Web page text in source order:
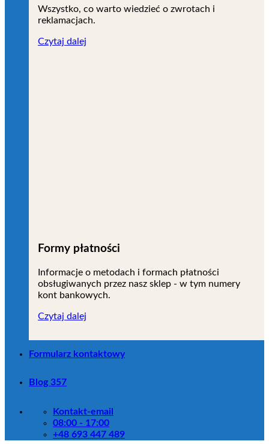
Wszystko, co warto wiedzieć o zwrotach i
reklamacjach.
Czytaj dalej
Formy płatności
Informacje o metodach i formach płatności
obsługiwanych przez nasz sklep - w tym numery
kont bankowych.
Czytaj dalej
Formularz kontaktowy
Blog 357
Kontakt-email
08:00 - 17:00
+48 693 447 489